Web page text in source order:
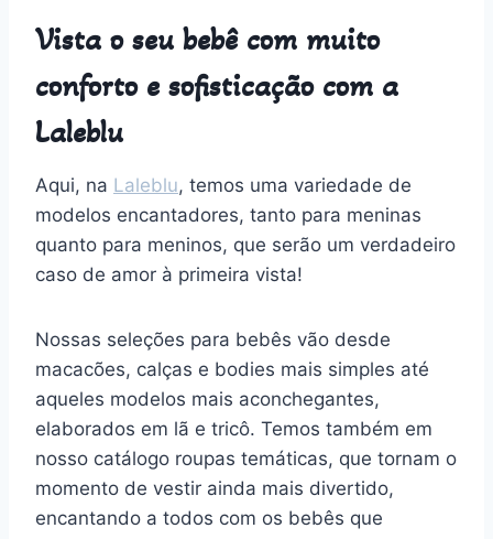
Vista o seu bebê com muito
conforto e sofisticação com a
Laleblu
Aqui, na Laleblu, temos uma variedade de
modelos encantadores, tanto para meninas
quanto para meninos, que serão um verdadeiro
caso de amor à primeira vista!
Nossas seleções para bebês vão desde
macacões, calças e bodies mais simples até
aqueles modelos mais aconchegantes,
elaborados em lã e tricô. Temos também em
nosso catálogo roupas temáticas, que tornam o
momento de vestir ainda mais divertido,
encantando a todos com os bebês que